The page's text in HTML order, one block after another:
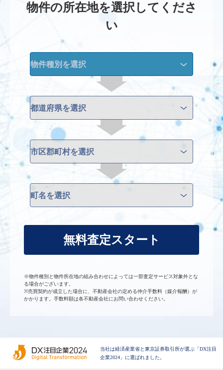
物件の所在地を選択してくださ
い
無料査定スタート
※物件種別と物件所在地の組み合わせによっては一部査定サービス対象外とな
る場合がございます。
※売買契約が成立した場合に、不動産会社の定める仲介手数料（媒介報酬）が
かかります。手数料額は各不動産会社にお問い合わせください。
当社は経済産業省と東京証券取引所が選ぶ「DX注目
企業2024」に選ばれました。